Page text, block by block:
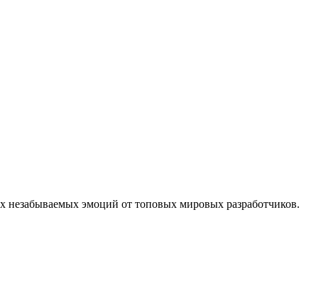
незабываемых эмоций от топовых мировых разработчиков.